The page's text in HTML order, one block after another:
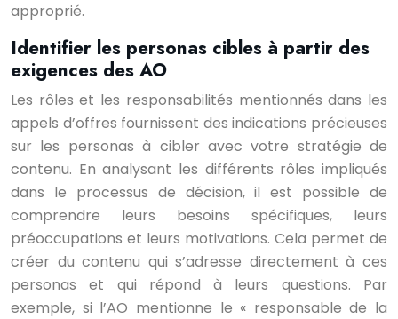
approprié.
Identifier les personas cibles à partir des
exigences des AO
Les rôles et les responsabilités mentionnés dans les
appels d’offres fournissent des indications précieuses
sur les personas à cibler avec votre stratégie de
contenu. En analysant les différents rôles impliqués
dans le processus de décision, il est possible de
comprendre leurs besoins spécifiques, leurs
préoccupations et leurs motivations. Cela permet de
créer du contenu qui s’adresse directement à ces
personas et qui répond à leurs questions. Par
exemple, si l’AO mentionne le « responsable de la